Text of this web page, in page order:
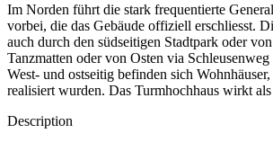
Im Norden führt die stark frequentierte
vorbei, die das Gebäude offiziell erschliesst.
auch durch den südseitigen Stadtpark oder
Tanzmatten oder von Osten via
West- und ostseitig befinden sich
realisiert wurden. Das Turmhochhaus wirkt
Description